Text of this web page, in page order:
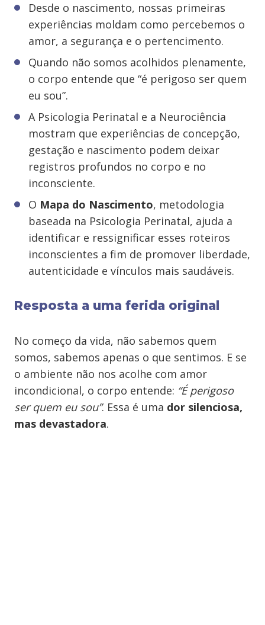
Desde o nascimento, nossas primeiras
experiências moldam como percebemos o
amor, a segurança e o pertencimento.
Quando não somos acolhidos plenamente,
o corpo entende que “é perigoso ser quem
eu sou”.
A Psicologia Perinatal e a Neurociência
mostram que experiências de concepção,
gestação e nascimento podem deixar
registros profundos no corpo e no
inconsciente.
O Mapa do Nascimento, metodologia
baseada na Psicologia Perinatal, ajuda a
identificar e ressignificar esses roteiros
inconscientes a fim de promover liberdade,
autenticidade e vínculos mais saudáveis.
Resposta a uma ferida original
No começo da vida, não sabemos quem
somos, sabemos apenas o que sentimos. E se
o ambiente não nos acolhe com amor
incondicional, o corpo entende: “É perigoso
ser quem eu sou”. Essa é uma dor silenciosa,
mas devastadora.